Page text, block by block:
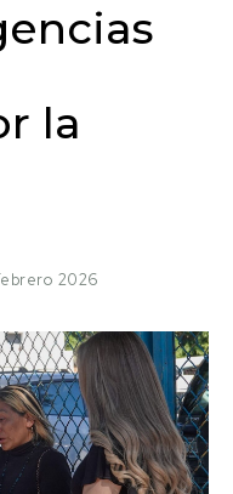
la
2026